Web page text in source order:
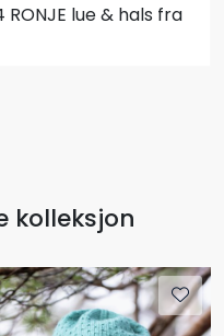
lue & hals fra
kolleksjon